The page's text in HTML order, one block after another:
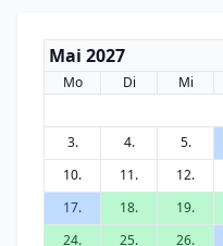
Mai 2027
Mo Di Mi
3.
4. 5.
10.
11. 12.
17.
18. 19.
24.
25. 26.